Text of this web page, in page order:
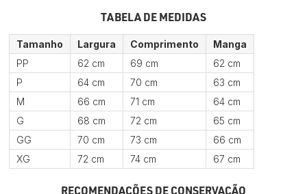
TABELA DE MEDIDAS
Tamanho Largura Comprimento
Manga
PP
62 cm 69 cm
62 cm
P
64 cm 70 cm
63 cm
M
66 cm 71 cm
64 cm
G
68 cm 72 cm
65 cm
GG
70 cm 73 cm
66 cm
XG
72 cm 74 cm 67 cm
RECOMENDAÇÕES DE CONSERVAÇÃO